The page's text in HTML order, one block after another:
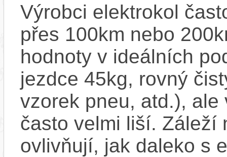
Výrobci elektrokol
přes 100km nebo
hodnoty v ideálních
jezdce 45kg, rovný
vzorek pneu, atd.),
často velmi liší. Záleží
ovlivňují, jak daleko s